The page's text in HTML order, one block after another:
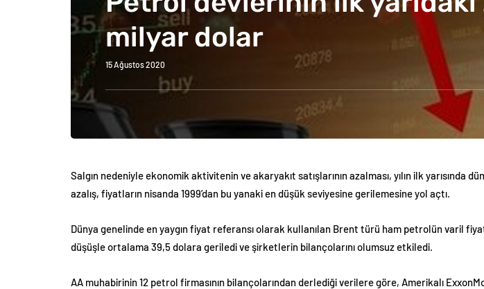
milyar dolar
15 Ağustos 2020
Salgın nedeniyle ekonomik aktivitenin ve akaryakıt satışlarının azalması, yılın ilk
azalış, fiyatların nisanda 1999’dan bu yanaki en düşük seviyesine gerilemesine yol açtı.
Dünya genelinde en yaygın fiyat referansı olarak kullanılan Brent türü ham petrolün varil
düşüşle ortalama 39,5 dolara geriledi ve şirketlerin bilançolarını olumsuz etkiledi.
AA muhabirinin 12 petrol firmasının bilançolarından derlediği verilere göre, Amerikalı